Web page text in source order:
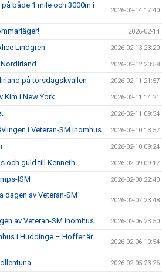
både 1 mile och 3000m i
2026-02-14 17:40
2026-02-14
Lindgren 2026-02-13 23:20
2026-02-12 23:58
på torsdagskvällen 2026-02-11 21:57
Kim i New York. 2026-02-11 14:21
2026-02-11 09:54
i Veteran-SM inomhus 2026-02-10 13:57
2026-02-10 09:24
och guld till Kenneth 2026-02-09 09:17
ISM 2026-02-08 22:40
dagen av Veteran-SM
2026-02-07 23:48
av Veteran-SM inomhus 2026-02-06 23:50
i Huddinge – Hoffer är
2026-02-06 10:54
2026-02-05 23:26